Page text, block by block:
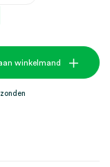
winkelmand